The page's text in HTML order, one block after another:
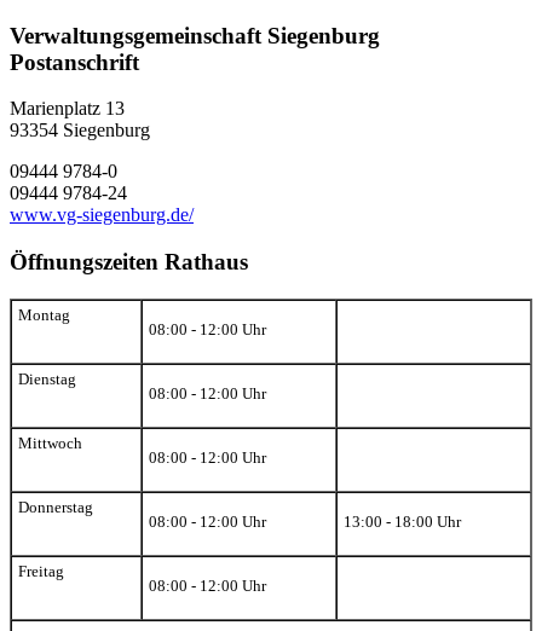
Verwaltungsgemeinschaft Siegenburg
Postanschrift
Marienplatz 13
93354 Siegenburg
09444 9784-0
09444 9784-24
www.vg-siegenburg.de/
Öffnungszeiten Rathaus
Montag
08:00 - 12:00 Uhr
Dienstag
08:00 - 12:00 Uhr
Mittwoch
08:00 - 12:00 Uhr
Donnerstag
08:00 - 12:00 Uhr
13:00 - 18:00 Uhr
Freitag
08:00 - 12:00 Uhr